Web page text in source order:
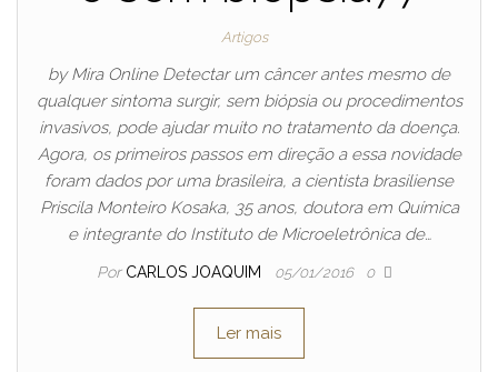
Artigos
by Mira Online Detectar um câncer antes mesmo de
qualquer sintoma surgir, sem biópsia ou procedimentos
invasivos, pode ajudar muito no tratamento da doença.
Agora, os primeiros passos em direção a essa novidade
foram dados por uma brasileira, a cientista brasiliense
Priscila Monteiro Kosaka, 35 anos, doutora em Química
e integrante do Instituto de Microeletrônica de…
Por CARLOS JOAQUIM 05/01/2016 0
Ler mais